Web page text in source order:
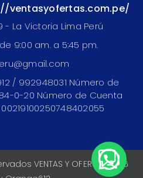
ventasyofertas.com.pe/
- La Victoria Lima Perú
9:00 am. a 5:45 pm.
/ 992948031 Número de
0-20 Número de Cuenta
VENTAS Y OFERTAS 2026